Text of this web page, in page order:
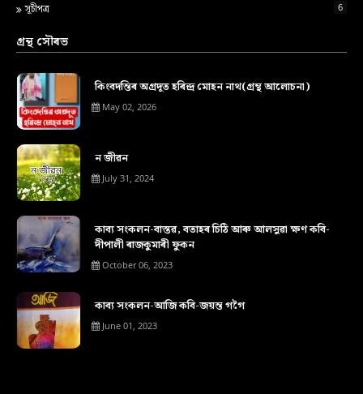
সূচীপত্ৰ 6
গ্ৰন্থ সৌৰভ
কিংবদন্তিৰ অগ্ৰদূত হৰিন্দ্ৰ মোহন নাথ(গ্ৰন্থ আলোচনা)
May 02, 2026
ন জীৱন
July 31, 2024
কাব্য সংকলন-বাস্তৱ, বতাহৰ চিঠি আৰু আলসুৱা ক্ষণ কবি-
দীপালী ৰাজকুমাৰী ফুকন
October 06, 2023
কাব্য সংকলন-আজি কবি-জয়ন্ত গগৈ
June 01, 2023